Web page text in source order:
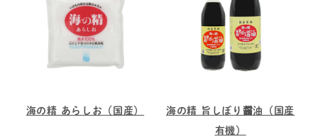
海の精 あらしお（国産）
海の精 旨しぼり醤油（国産
有機）